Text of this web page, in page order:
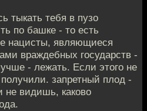
тыкать тебя в пузо
по башке - то есть
нацисты, являющиеся
враждебных государств -
- лежать. Если этого не
запретный плод -
не видишь, каково